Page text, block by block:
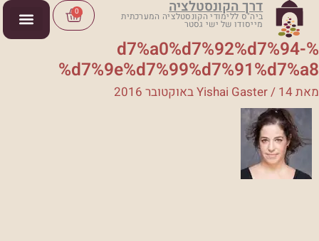
דילוג
לתוכן
דרך הקונסטלציה
ביה"ס ללימודי הקונסטלציה המערכתית
מייסודו של ישי גסטר
0
Cart
%d7%a0%d7%92%d7%94-
%d7%9e%d7%99%d7%91%d7%a8
מאת Yishai Gaster/ 14 באוקטובר 2016